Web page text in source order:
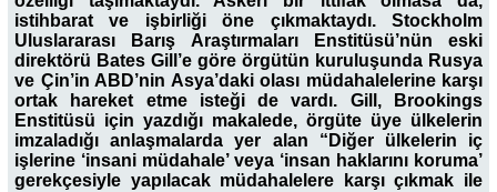
istihbarat ve işbirliği öne çıkmaktaydı. Stockholm
Uluslararası Barış Araştırmaları Enstitüsü’nün eski
direktörü Bates Gill’e göre örgütün kuruluşunda Rusya
ve Çin’in ABD’nin Asya’daki olası müdahalelerine karşı
ortak hareket etme isteği de vardı. Gill, Brookings
Enstitüsü için yazdığı makalede, örgüte üye ülkelerin
imzaladığı anlaşmalarda yer alan “Diğer ülkelerin iç
işlerine ‘insani müdahale’ veya ‘insan haklarını koruma’
gerekçesiyle yapılacak müdahalelere karşı çıkmak ile